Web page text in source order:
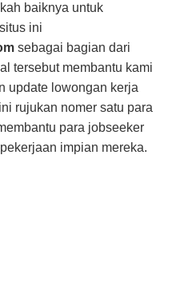
baiknya untuk
ini
sebagai bagian dari
tersebut membantu kami
update lowongan kerja
rujukan nomer satu para
para jobseeker
impian mereka.